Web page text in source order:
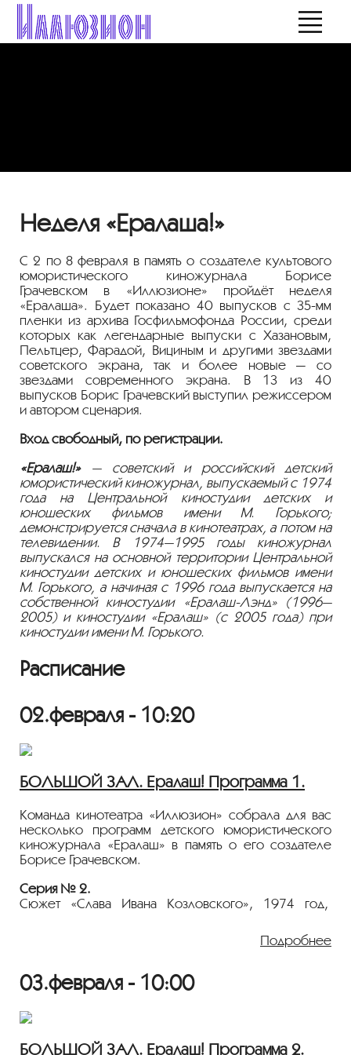
Неделя «Ералаша!»
С 2 по 8 февраля в память о создателе культового
юмористического киножурнала Борисе
Грачевском в «Иллюзионе» пройдёт неделя
«Ералаша». Будет показано 40 выпусков с 35-мм
пленки из архива Госфильмофонда России, среди
которых как легендарные выпуски с Хазановым,
Пельтцер, Фарадой, Вициным и другими звездами
советского экрана, так и более новые — со
звездами современного экрана. В 13 из 40
выпусков Борис Грачевский выступил режиссером
и автором сценария.
Вход свободный, по регистрации.
«Ералаш!»— советский и российский детский
юмористический киножурнал, выпускаемый с 1974
года на Центральной киностудии детских и
юношеских фильмов имени М. Горького;
демонстрируется сначала в кинотеатрах, а потом на
телевидении. В 1974—1995 годы киножурнал
выпускался на основной территории Центральной
киностудии детских и юношеских фильмов имени
М. Горького, а начиная с 1996 года выпускается на
собственной киностудии «Ералаш-Лэнд» (1996—
2005) и киностудии «Ералаш» (с 2005 года) при
киностудии имени М. Горького.
Расписание
02.февраля - 10:20
БОЛЬШОЙ ЗАЛ. Ералаш! Программа 1.
Команда кинотеатра «Иллюзион» собрала для вас
несколько программ детского юмористического
киножурнала «Ералаш» в память о его создателе
Борисе Грачевском.
Серия № 2.
Сюжет «Слава Ивана Козловского», 1974 год,
Сюжет «Не надо волноваться», режиссёр: В.
Серия № 5.
Э. Гаврилов, в ролях: Г. Хазанов.
Серия№ 9.
Подробнее
03.февраля - 10:00
БОЛЬШОЙ ЗАЛ. Ералаш! Программа 2.